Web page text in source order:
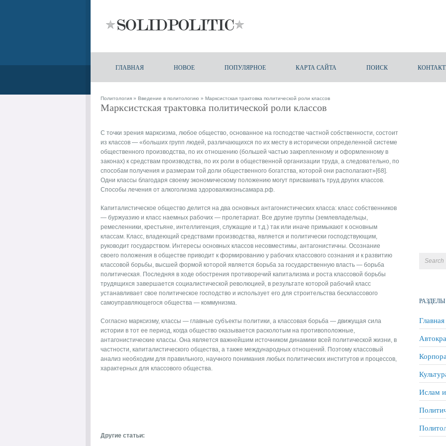
ГЛАВНАЯ НОВОЕ ПОПУЛЯРНОЕ КАРТА САЙТА ПОИСК
Политология » Введение в политологию » Марксистская трактовка политической роли классов
Марксистская трактовка политической роли классов
С точки зрения марксизма, любое общество, основанное на господстве частной собственности, состоит
из классов — «больших групп людей, различающихся по их месту в исторически определенной системе
общественного производства, по их отношению (большей частью закрепленному и оформленному в
законах) к средствам производства, по их роли в общественной организации труда, а следовательно, по
способам получения и размерам той доли общественного богатства, которой они располагают»[68].
Одни классы благодаря своему экономическому положению могут присваивать труд других классов.
Способы лечения от алкоголизма здороваяжизньсамара.рф.
Капиталистическое общество делится на два основных антагонистических класса: класс собственников
— буржуазию и класс наемных рабочих — пролетариат. Все другие группы (землевладельцы,
ремесленники, крестьяне, интеллигенция, служащие и т.д.) так или иначе примыкают к основным
классам. Класс, владеющий средствами производства, является и политически господствующим,
руководит государством. Интересы основных классов несовместимы, антагонистичны. Осознание
своего положения в обществе приводит к формированию у рабочих классового сознания и к развитию
классовой борьбы, высшей формой которой является борьба за государственную власть — борьба
политическая. Последняя в ходе обострения противоречий капитализма и роста классовой борьбы
трудящихся завершается социалистической революцией, в результате которой рабочий класс
устанавливает свое политическое господство и использует его для строительства бесклассового
самоуправляющегося общества — коммунизма.
Согласно марксизму, классы — главные субъекты политики, а классовая борьба — движущая сила
истории в тот ее период, когда общество оказывается расколотым на противоположные,
антагонистические классы. Она является важнейшим источником динамики всей политической жизни, в
частности, капиталистического общества, а также международных отношений. Поэтому классовый
анализ необходим для правильного, научного понимания любых политических институтов и процессов,
характерных для классового общества.
Другие статьи:
РАЗДЕЛЫ
Главная
Ислам